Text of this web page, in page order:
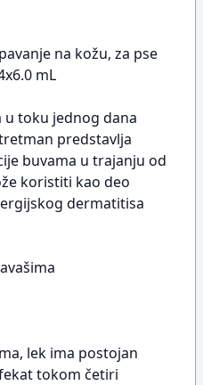
na kožu, za pse
mL
u toku jednog dana
predstavlja
buvama u trajanju od
koristiti kao deo
dermatitisa
lek ima postojan
tokom četiri